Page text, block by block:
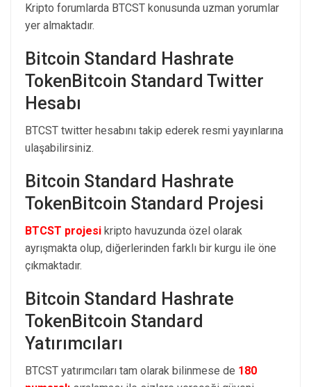
Kripto forumlarda BTCST konusunda uzman yorumlar
yer almaktadır.
Bitcoin Standard Hashrate
TokenBitcoin Standard Twitter
Hesabı
BTCST twitter hesabını takip ederek resmi yayınlarına
ulaşabilirsiniz.
Bitcoin Standard Hashrate
TokenBitcoin Standard Projesi
BTCST projesi kripto havuzunda özel olarak
ayrışmakta olup, diğerlerinden farklı bir kurgu ile öne
çıkmaktadır.
Bitcoin Standard Hashrate
TokenBitcoin Standard
Yatırımcıları
BTCST yatırımcıları tam olarak bilinmese de 180